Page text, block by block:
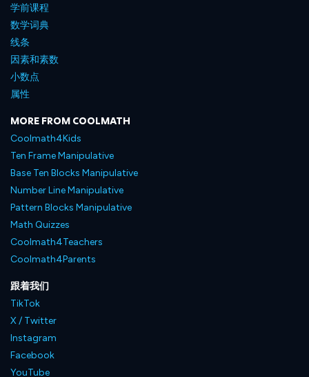
学前课程
数学词典
线条
因素和素数
小数点
属性
MORE FROM COOLMATH
Coolmath4Kids
Ten Frame Manipulative
Base Ten Blocks Manipulative
Number Line Manipulative
Pattern Blocks Manipulative
Math Quizzes
Coolmath4Teachers
Coolmath4Parents
跟着我们
TikTok
X / Twitter
Instagram
Facebook
YouTube